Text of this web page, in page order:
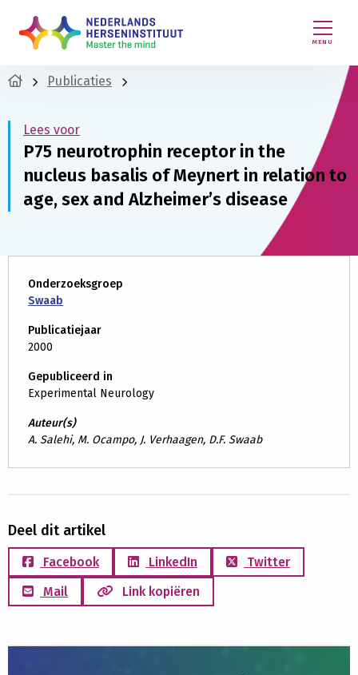
MENU
Publicaties
Lees voor
P75 neurotrophin receptor in the
nucleus basalis of Meynert in relation to
age, sex and Alzheimer’s disease
Onderzoeksgroep
Swaab
Publicatiejaar
2000
Gepubliceerd in
Experimental Neurology
Auteur(s)
A. Salehi, M. Ocampo, J. Verhaagen, D.F. Swaab
Deel dit artikel
Facebook LinkedIn
Twitter
Mail
Link kopiëren